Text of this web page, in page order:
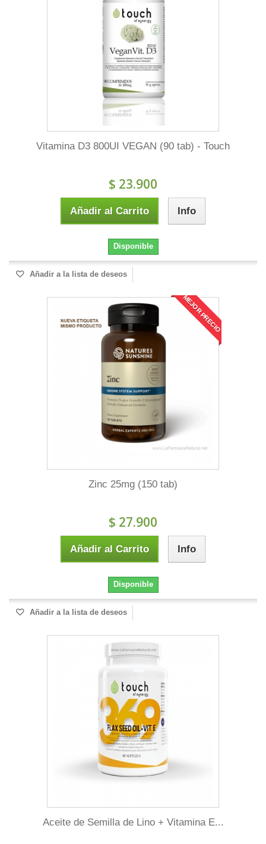
Vitamina D3 800UI VEGAN (90 tab) - Touch
$ 23.900
Añadir al Carrito Info
Disponible
Añadir a la lista de deseos
MEJOR PRECIO
Zinc 25mg (150 tab)
$ 27.900
Añadir al Carrito Info
Disponible
Añadir a la lista de deseos
Aceite de Semilla de Lino + Vitamina E...